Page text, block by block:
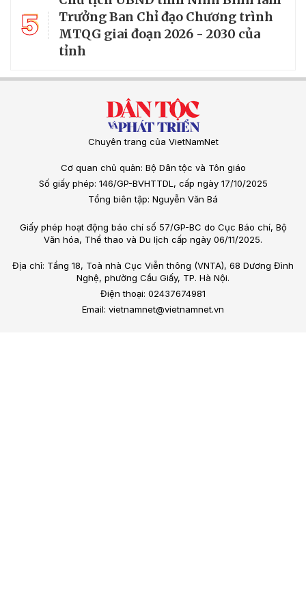
5
Trưởng Ban Chỉ đạo Chương trình
MTQG giai đoạn 2026 - 2030 của
tỉnh
Chuyên trang của VietNamNet
Cơ quan chủ quản: Bộ Dân tộc và Tôn giáo
Số giấy phép: 146/GP-BVHTTDL, cấp ngày 17/10/2025
Tổng biên tập: Nguyễn Văn Bá
Giấy phép hoạt động báo chí số 57/GP-BC do Cục Báo chí, Bộ
Văn hóa, Thể thao và Du lịch cấp ngày 06/11/2025.
Địa chỉ: Tầng 18, Toà nhà Cục Viễn thông (VNTA), 68 Dương Đình
Nghệ, phường Cầu Giấy, TP. Hà Nội.
Điện thoại: 02437674981
Email: vietnamnet@vietnamnet.vn